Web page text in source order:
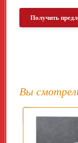
Получить
Вы